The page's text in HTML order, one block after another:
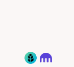
BNT